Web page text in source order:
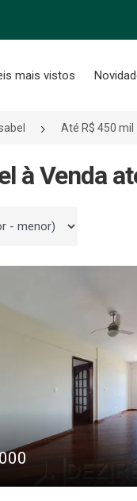
mais vistos
Até R$ 450 mil
à Venda